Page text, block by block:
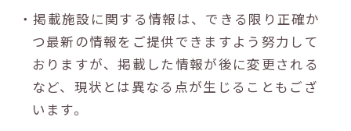
・掲載施設に関する情報は、できる限り正確か
つ最新の情報をご提供できますよう努力して
おりますが、掲載した情報が後に変更される
など、現状とは異なる点が生じることもござ
います。